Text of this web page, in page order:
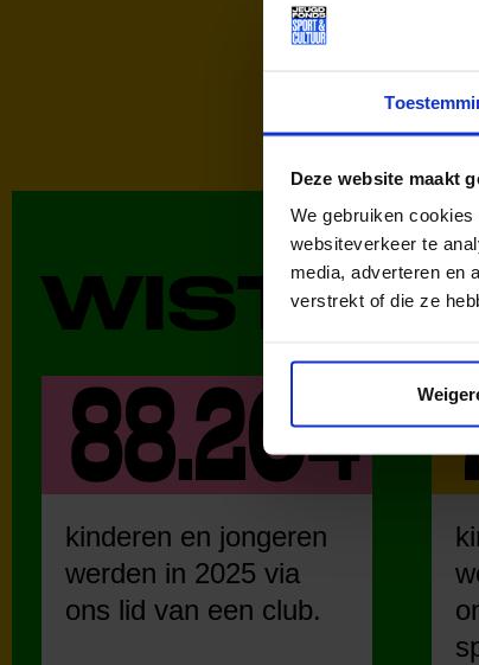
Deze website maakt
We gebruiken
websiteverkeer te
media, adverteren en
verstrekt of die ze
WIST JE
kinderen en jongeren
werden in 2025 via
ons lid van een club.